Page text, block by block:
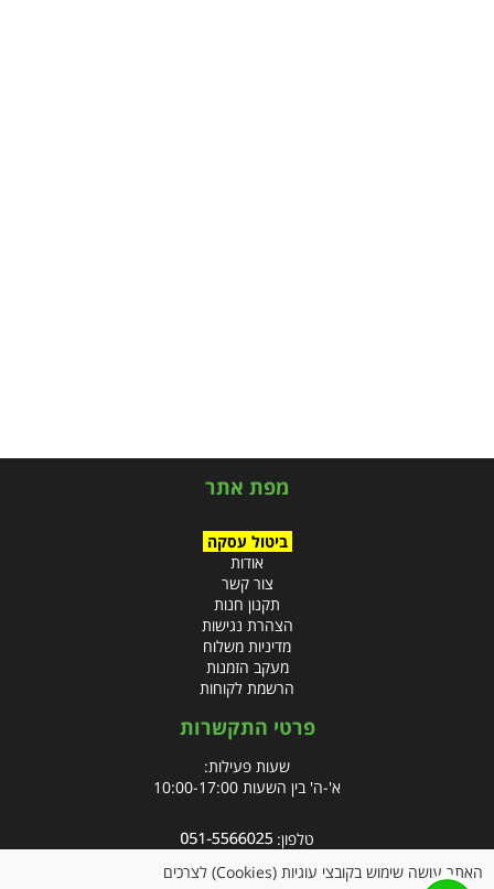
מפת אתר
ביטול עסקה
אודות
צור קשר
תקנון חנות
הצהרת נגישות
מדיניות משלוח
מעקב הזמנות
הרשמת לקוחות
פרטי התקשרות
שעות פעילות:
א'-ה' בין השעות 10:00-17:00
טלפון:
האתר עושה שימוש בקובצי עוגיות (Cookies) לצרכים